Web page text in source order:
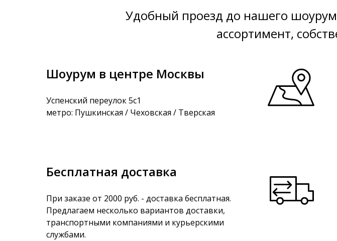
Удобный проезд до нашего
ассортимент,
Шоурум в центре Москвы
Успенский переулок 5с1
метро: Пушкинская / Чеховская / Тверская
Бесплатная доставка
При заказе от 2000 руб. - доставка бесплатная.
Предлагаем несколько вариантов доставки,
транспортными компаниями и курьерскими
службами.